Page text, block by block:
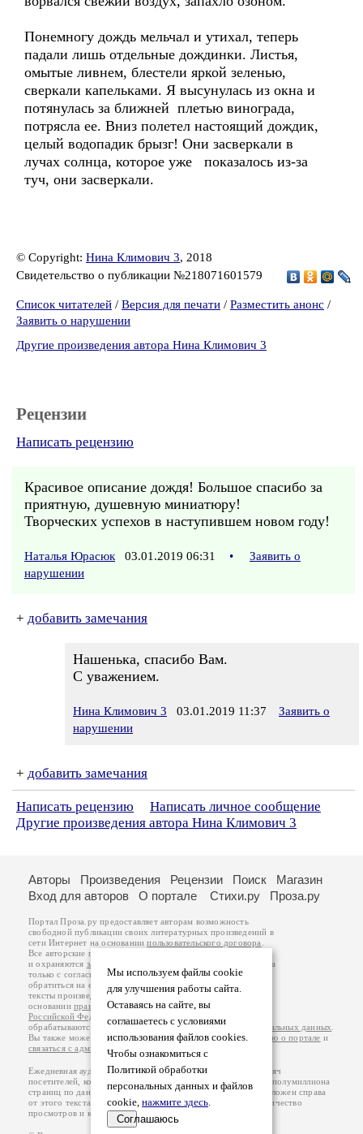
Понемногу дождь мельчал и утихал, теперь
падали лишь отдельные дождинки. Листья,
омытые ливнем, блестели яркой зеленью,
сверкали капельками. Я высунулась из окна и
потянулась за ближней плетью винограда,
потрясла ее. Вниз полетел настоящий дождик,
целый водопадик брызг! Они засверкали в
лучах солнца, которое уже показалось из-за
туч, они засверкали.
© Copyright: Нина Климович 3, 2018
Свидетельство о публикации №218071601579
Список читателей / Версия для печати / Разместить анонс /
Заявить о нарушении
Другие произведения автора Нина Климович 3
Рецензии
Написать рецензию
Красивое описание дождя! Большое спасибо за
приятную, душевную миниатюру!
Творческих успехов в наступившем новом году!
Наталья Юрасюк 03.01.2019 06:31 •
Заявить о
нарушении
+ добавить замечания
Нашенька, спасибо Вам.
С уважением.
Нина Климович 3 03.01.2019 11:37
Заявить о
нарушении
+ добавить замечания
Написать рецензию
Написать личное сообщение
Другие произведения автора Нина Климович 3
Мы используем файлы cookie
для улучшения работы сайта.
Оставаясь на сайте, вы
соглашаетесь с условиями
использования файлов cookies.
Чтобы ознакомиться с
Политикой обработки
персональных данных и файлов
cookie, нажмите здесь.
Соглашаюсь
Авторы Произведения Рецензии Поиск
Магазин
Вход для авторов
О портале Стихи.ру Проза.ру
Портал Проза.ру предоставляет авторам возможность
свободной публикации своих литературных произведений в
сети Интернет на основаниипользовательского договора
Все авторские права на произведения принадлежат авторам
и охраняются законом
. Перепечатка произведений возможна
только с согласия его автора, к которому вы можете
обратиться на его авторской странице. Ответственность за
тексты произведений авторы несут самостоятельно на
основанииправил публикацииизаконодательства
Российской Федерации
обрабатываются на основанииПолитики обработки персональных данных
Вы также можете посмотреть более подробнуюинформацию о портале и
связаться с администрацией
Ежедневная аудитория портала Проза.ру – порядка 100 тысяч
посетителей, которые в общей сумме просматривают более полумиллиона
страниц по данным счетчика посещаемости, который расположен справа
от этого текста. В каждой графе указано по две цифры: количество
просмотров и количество посетителей.